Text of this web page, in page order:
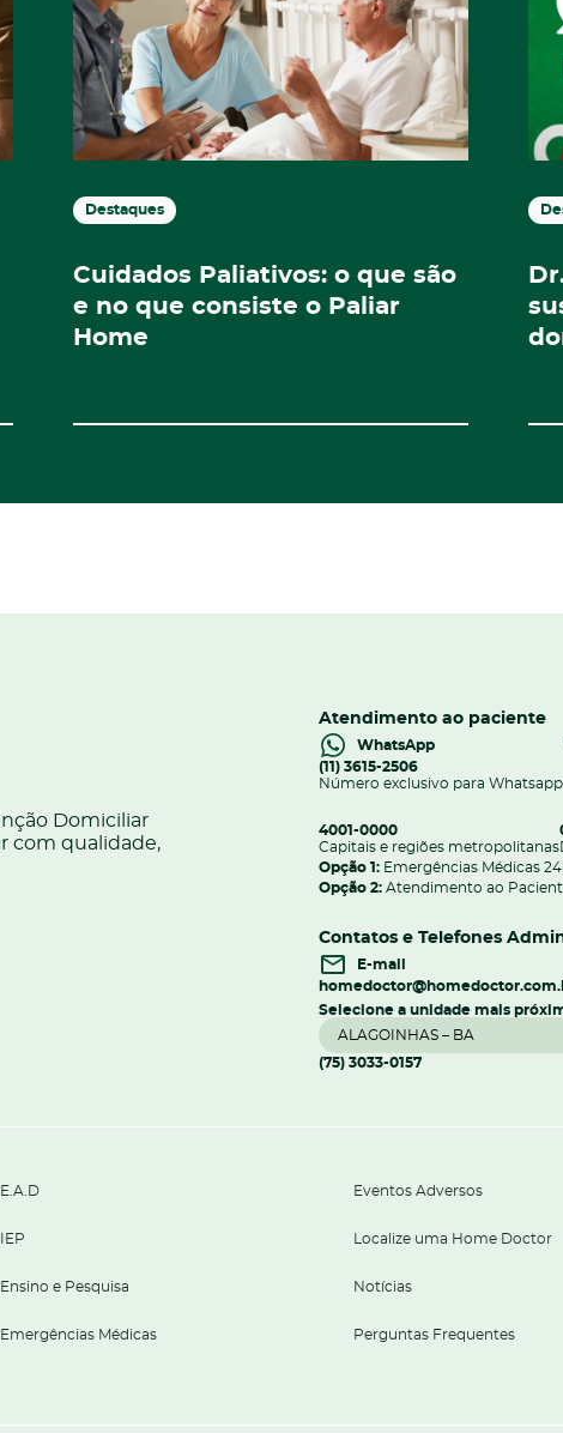
Destaques
Cuidados Paliativos: o que são
e no que consiste o Paliar
Home
Domiciliar
com qualidade,
Atendimento ao paciente
WhatsApp
(11) 3615-2506
Número exclusivo para Whatsapp
4001-0000
Capitais e regiões metropolitanas
Opção 1: Emergências Médicas
Opção 2: Atendimento ao
Contatos e Telefones
E-mail
Selecione a unidade mais
(75) 3033-0157
E.A.D
IEP
Ensino e Pesquisa
Emergências Médicas
Eventos Adversos
Localize uma Home Doctor
Notícias
Perguntas Frequentes